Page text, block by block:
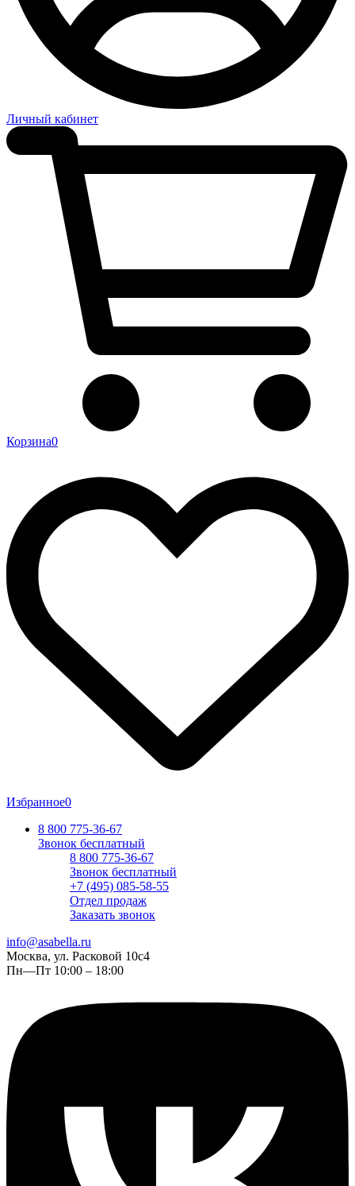
Личный кабинет
Корзина0
Избранное0
8 800 775-36-67
Звонок бесплатный
8 800 775-36-67
Звонок бесплатный
+7 (495) 085-58-55
Отдел продаж
Заказать звонок
info@asabella.ru
Москва, ул. Расковой 10с4
Пн—Пт 10:00 – 18:00